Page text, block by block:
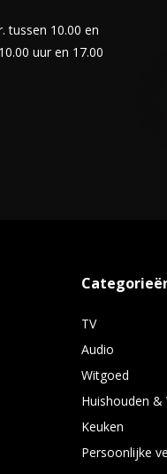
tussen 10.00 en
uur en 17.00
TV
Audio
Witgoed
Huishouden &
Keuken
Persoonlijke